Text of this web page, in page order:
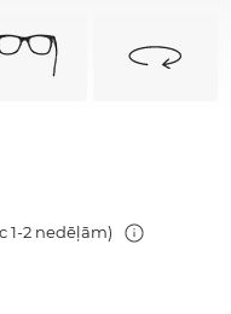
1-2 nedēļām)